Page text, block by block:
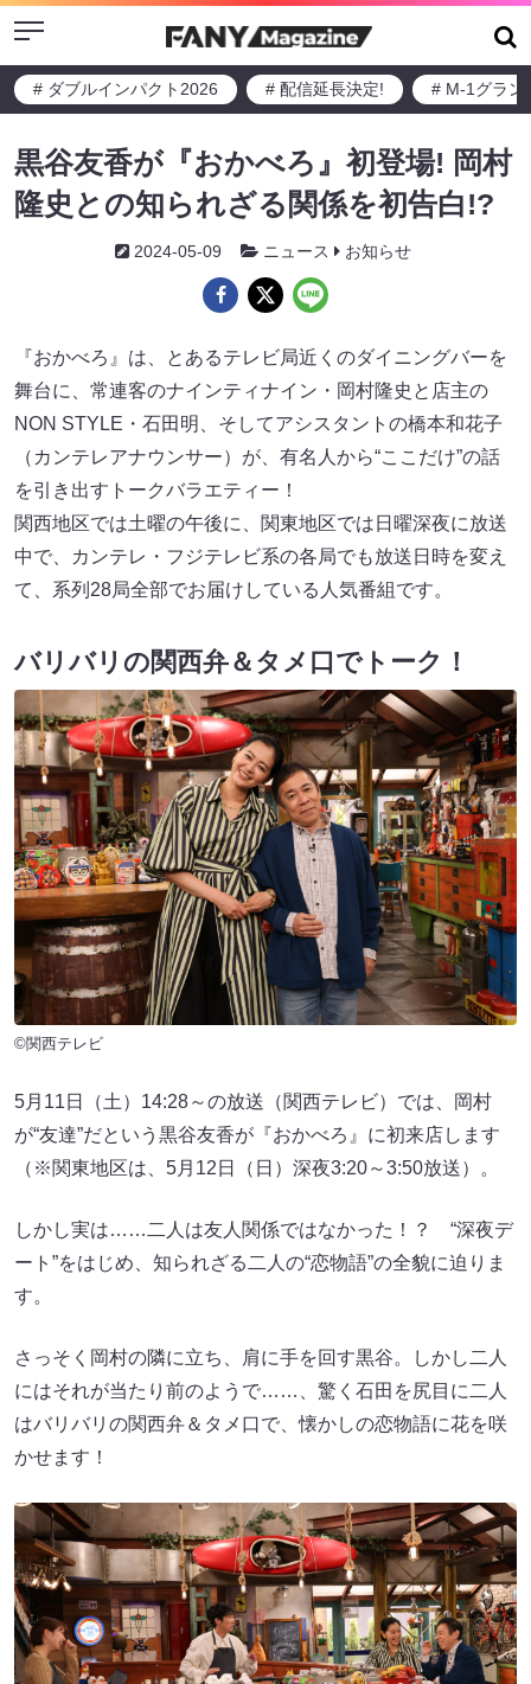
Menu
# ダブルインパクト2026 # 配信延長決定! # M-1グラン
黒谷友香が『おかべろ』初登場! 岡村
隆史との知られざる関係を初告白!?
2024-05-09 ニュース お知らせ
『おかべろ』は、とあるテレビ局近くのダイニングバーを
舞台に、常連客のナインティナイン・岡村隆史と店主の
NON STYLE・石田明、そしてアシスタントの橋本和花子
（カンテレアナウンサー）が、有名人から“ここだけ”の話
を引き出すトークバラエティー！
関西地区では土曜の午後に、関東地区では日曜深夜に放送
中で、カンテレ・フジテレビ系の各局でも放送日時を変え
て、系列28局全部でお届けしている人気番組です。
バリバリの関西弁＆タメ口でトーク！
©関西テレビ
5月11日（土）14:28～の放送（関西テレビ）では、岡村
が“友達”だという黒谷友香が『おかべろ』に初来店します
（※関東地区は、5月12日（日）深夜3:20～3:50放送）。
しかし実は……二人は友人関係ではなかった！？ “深夜デ
ート”をはじめ、知られざる二人の“恋物語”の全貌に迫りま
す。
さっそく岡村の隣に立ち、肩に手を回す黒谷。しかし二人
にはそれが当たり前のようで……、驚く石田を尻目に二人
はバリバリの関西弁＆タメ口で、懐かしの恋物語に花を咲
かせます！